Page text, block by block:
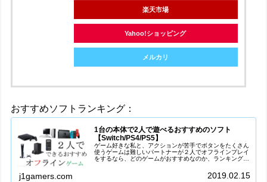
楽天市場
Yahoo!ショッピング
メルカリ
おすすめソフトランキング：
1台の本体で2人で遊べるおすすめのソフト
【Switch/PS4/PS5】
ゲーム好きな私と、アクションが苦手でボタンをたくさん
使うゲームは難しいパートナーが２人でオフラインプレイ
をするなら、どのゲームがおすすめなのか、ランキングを
j1gamers.com 2019.02.15